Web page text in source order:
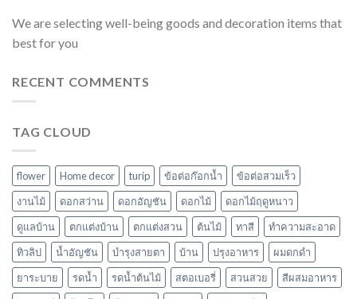
We are selecting well-being goods and decoration items that
best for you
RECENT COMMENTS
TAG CLOUD
flower Home decor turip ข้อต่อก๊อกน้ำ
ข้อต่อสวมเร็ว
งานไม้
ดอกสว่าน ดอกอัญชัน ดอกไม้
ดอกไม้ฤดูหนาว
ดูแลบ้าน
ตกแต่งบ้าน ตกแต่งสวน ต้นไม้ ทาสี
ทำความสะอาด
ทิวลิป
น้ำอัญชัน บำรุงสายตา บ้าน ปรุงอาหาร
ผมดกดำ
ยาระบาย
รดน้ำ รดน้ำต้นไม้ สตอเบอรี่ สวนสวย
สีผสมอาหาร